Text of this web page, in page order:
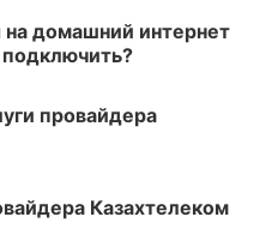
домашний интернет
подключить?
провайдера
Казахтелеком